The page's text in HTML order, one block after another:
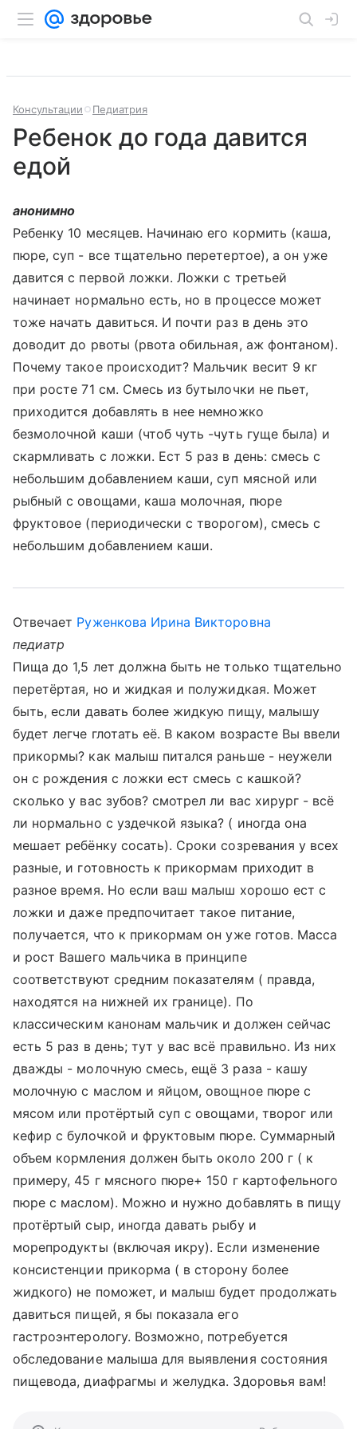
Консультации Педиатрия
Ребенок до года давится
едой
анонимно
Ребенку 10 месяцев. Начинаю его кормить (каша,
пюре, суп - все тщательно перетертое), а он уже
давится с первой ложки. Ложки с третьей
начинает нормально есть, но в процессе может
тоже начать давиться. И почти раз в день это
доводит до рвоты (рвота обильная, аж фонтаном).
Почему такое происходит? Мальчик весит 9 кг
при росте 71 см. Смесь из бутылочки не пьет,
приходится добавлять в нее немножко
безмолочной каши (чтоб чуть -чуть гуще была) и
скармливать с ложки. Ест 5 раз в день: смесь с
небольшим добавлением каши, суп мясной или
рыбный с овощами, каша молочная, пюре
фруктовое (периодически с творогом), смесь с
небольшим добавлением каши.
Отвечает Руженкова Ирина Викторовна
педиатр
Пища до 1,5 лет должна быть не только тщательно
перетёртая, но и жидкая и полужидкая. Может
быть, если давать более жидкую пищу, малышу
будет легче глотать её. В каком возрасте Вы ввели
прикормы? как малыш питался раньше - неужели
он с рождения с ложки ест смесь с кашкой?
сколько у вас зубов? смотрел ли вас хирург - всё
ли нормально с уздечкой языка? ( иногда она
мешает ребёнку сосать). Сроки созревания у всех
разные, и готовность к прикормам приходит в
разное время. Но если ваш малыш хорошо ест с
ложки и даже предпочитает такое питание,
получается, что к прикормам он уже готов. Масса
и рост Вашего мальчика в принципе
соответствуют средним показателям ( правда,
находятся на нижней их границе). По
классическим канонам мальчик и должен сейчас
есть 5 раз в день; тут у вас всё правильно. Из них
дважды - молочную смесь, ещё 3 раза - кашу
молочную с маслом и яйцом, овощное пюре с
мясом или протёртый суп с овощами, творог или
кефир с булочкой и фруктовым пюре. Суммарный
объем кормления должен быть около 200 г ( к
примеру, 45 г мясного пюре+ 150 г картофельного
пюре с маслом). Можно и нужно добавлять в пищу
протёртый сыр, иногда давать рыбу и
морепродукты (включая икру). Если изменение
консистенции прикорма ( в сторону более
жидкого) не поможет, и малыш будет продолжать
давиться пищей, я бы показала его
гастроэнтерологу. Возможно, потребуется
обследование малыша для выявления состояния
пищевода, диафрагмы и желудка. Здоровья вам!